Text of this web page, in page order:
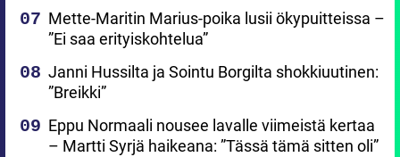
Mette-Maritin Marius-poika lusii ökypuitteissa –
”Ei saa erityiskohtelua”
Janni Hussilta ja Sointu Borgilta shokkiuutinen:
”Breikki”
Eppu Normaali nousee lavalle viimeistä kertaa
– Martti Syrjä haikeana: ”Tässä tämä sitten oli”